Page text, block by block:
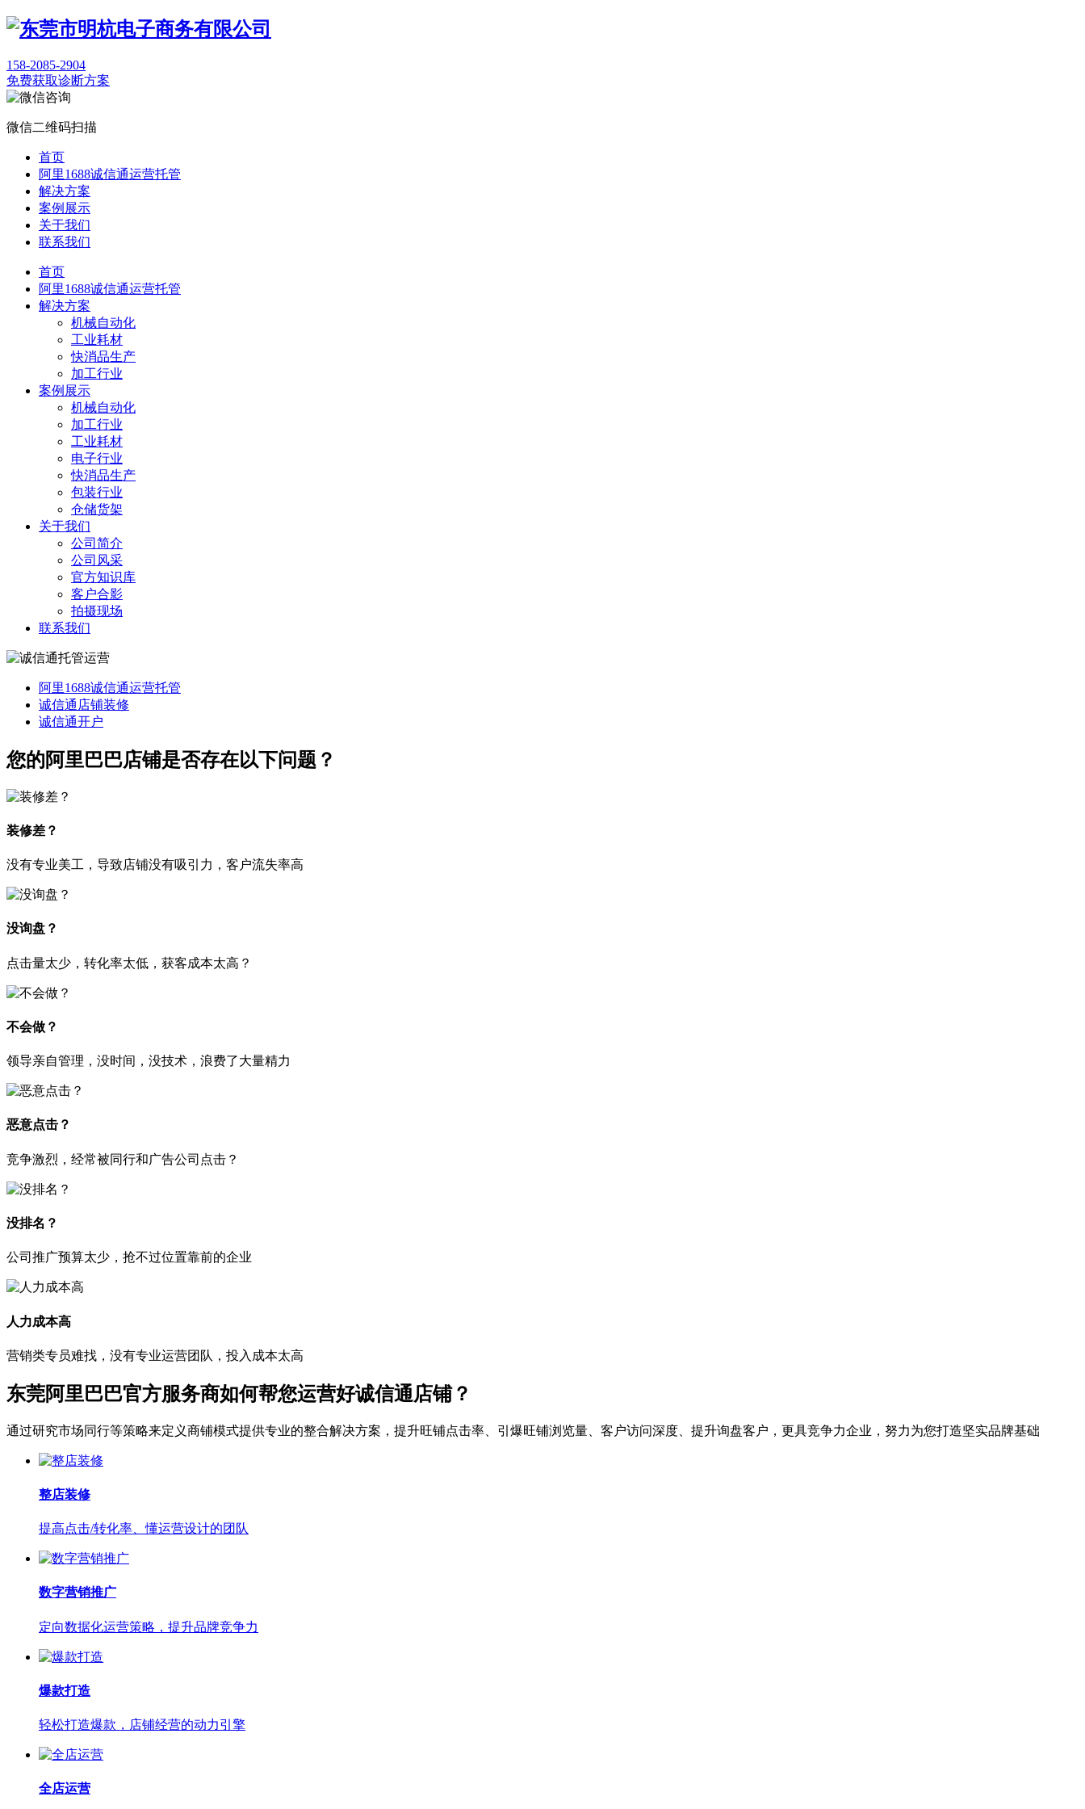
158-2085-2904
免费获取诊断方案
微信二维码扫描
首页
阿里1688诚信通运营托管
解决方案
案例展示
关于我们
联系我们
首页
阿里1688诚信通运营托管
解决方案
机械自动化
工业耗材
快消品生产
加工行业
案例展示
机械自动化
加工行业
工业耗材
电子行业
快消品生产
包装行业
仓储货架
关于我们
公司简介
公司风采
官方知识库
客户合影
拍摄现场
联系我们
阿里1688诚信通运营托管
诚信通店铺装修
诚信通开户
您的阿里巴巴店铺是否存在以下问题？
装修差？
没有专业美工，导致店铺没有吸引力，客户流失率高
没询盘？
点击量太少，转化率太低，获客成本太高？
不会做？
领导亲自管理，没时间，没技术，浪费了大量精力
恶意点击？
竞争激烈，经常被同行和广告公司点击？
没排名？
公司推广预算太少，抢不过位置靠前的企业
人力成本高
营销类专员难找，没有专业运营团队，投入成本太高
东莞阿里巴巴官方服务商如何帮您运营好诚信通店铺？
通过研究市场同行等策略来定义商铺模式提供专业的整合解决方案，提升旺铺点击率、引爆旺铺浏览量、客户访问深度、提升询盘客户，更具竞争力企业，努力为您打造坚实品牌基础
整店装修
提高点击/转化率、懂运营设计的团队
数字营销推广
定向数据化运营策略，提升品牌竞争力
爆款打造
轻松打造爆款，店铺经营的动力引擎
全店运营